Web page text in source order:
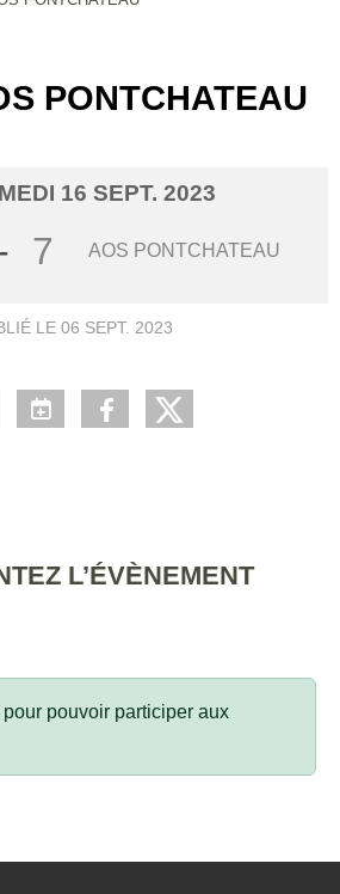
PONTCHATEAU
16 SEPT. 2023
7 AOS PONTCHATEAU
LE 06 SEPT. 2023
L’ÉVÈNEMENT
pour pouvoir participer aux